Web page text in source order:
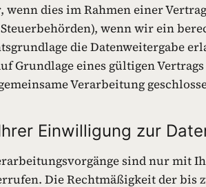
wenn dies im Rahmen einer
wenn wir ein
die Datenweitergabe
Grundlage eines gültigen
Verarbeitung
Einwilligung zur
sind nur mit
Die Rechtmäßigkeit der